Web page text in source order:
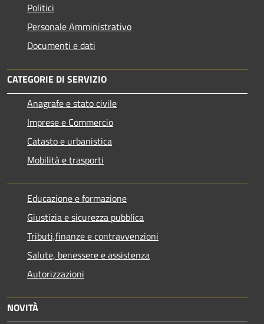
Politici
Personale Amministrativo
Documenti e dati
CATEGORIE DI SERVIZIO
Anagrafe e stato civile
Imprese e Commercio
Catasto e urbanistica
Mobilità e trasporti
Educazione e formazione
Giustizia e sicurezza pubblica
Tributi,finanze e contravvenzioni
Salute, benessere e assistenza
Autorizzazioni
NOVITÀ